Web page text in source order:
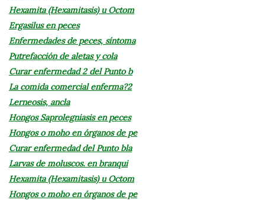
Hexamita (Hexamitasis) u Octom
Ergasilus en peces
Enfermedades de peces, síntoma
Putrefacción de aletas y cola
Curar enfermedad 2 del Punto b
La comida comercial enferma?2
Lerneosis, ancla
Hongos Saprolegniasis en peces
Hongos o moho en órganos de pe
Curar enfermedad del Punto bla
Larvas de moluscos. en branqui
Hexamita (Hexamitasis) u Octom
Hongos o moho en órganos de pe